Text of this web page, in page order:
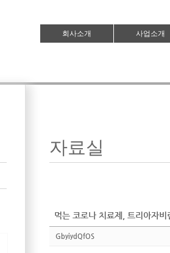
회사소개 사업소개
자료실
먹는 코로나 치료제, 트리아자
GbyiydQfOS